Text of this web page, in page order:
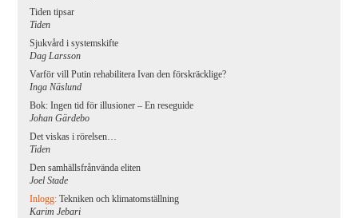
Tiden tipsar
Tiden
Sjukvård i systemskifte
Dag Larsson
Varför vill Putin rehabilitera Ivan den förskräcklige?
Inga Näslund
Bok: Ingen tid för illusioner – En reseguide
Johan Gärdebo
Det viskas i rörelsen…
Tiden
Den samhällsfrånvända eliten
Joel Stade
Inlogg:Tekniken och klimatomställning
Karim Jebari